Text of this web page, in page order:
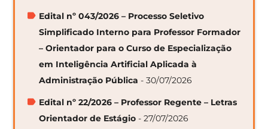
Edital nº 043/2026 – Processo Seletivo
Simplificado Interno para Professor Formador
– Orientador para o Curso de Especialização
em Inteligência Artificial Aplicada à
Administração Pública - 30/07/2026
Edital nº 22/2026 – Professor Regente – Letras
Orientador de Estágio - 27/07/2026